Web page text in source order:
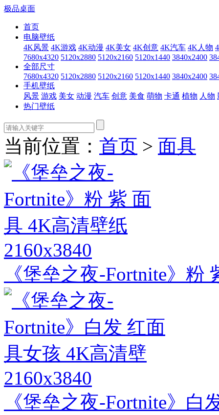
极品桌面
首页
电脑壁纸
4K风景 4K游戏 4K动漫 4K美女 4K创意 4K汽车 4K人物
7680x4320 5120x2880 5120x2160 5120x1440 3840x2400
全部尺寸
7680x4320 5120x2880 5120x2160 5120x1440 3840x2400
手机壁纸
风景 游戏 美女 动漫 汽车 创意 美食 萌物 卡通 植物 人物
热门壁纸
当前位置： 首页 > 面具
2160x3840
《堡垒之夜-Fortnite》粉
2160x3840
《堡垒之夜-Fortnite》